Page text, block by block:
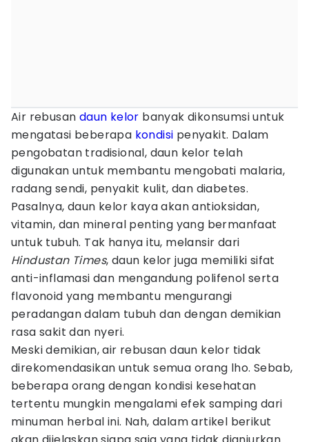
Air rebusan daun kelor banyak dikonsumsi untuk
mengatasi beberapa kondisi penyakit. Dalam
pengobatan tradisional, daun kelor telah
digunakan untuk membantu mengobati malaria,
radang sendi, penyakit kulit, dan diabetes.
Pasalnya, daun kelor kaya akan antioksidan,
vitamin, dan mineral penting yang bermanfaat
untuk tubuh. Tak hanya itu, melansir dari
Hindustan Times, daun kelor juga memiliki sifat
anti-inflamasi dan mengandung polifenol serta
flavonoid yang membantu mengurangi
peradangan dalam tubuh dan dengan demikian
rasa sakit dan nyeri.
Meski demikian, air rebusan daun kelor tidak
direkomendasikan untuk semua orang lho. Sebab,
beberapa orang dengan kondisi kesehatan
tertentu mungkin mengalami efek samping dari
minuman herbal ini. Nah, dalam artikel berikut